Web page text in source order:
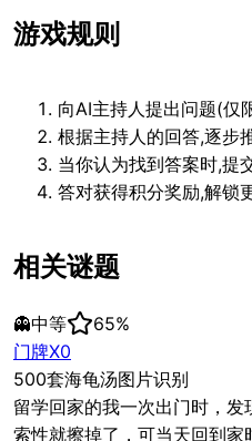
游戏规则
向AI主持人提出问题(仅
根据主持人的回答,逐步
当你认为找到答案时,提
答对获得积分奖励,解锁
相关谜题
👻中等 65%
门牌X0
500套海龟汤图片识别
留学回家的我一次出门时，发
索性就擦掉了，可当天回到